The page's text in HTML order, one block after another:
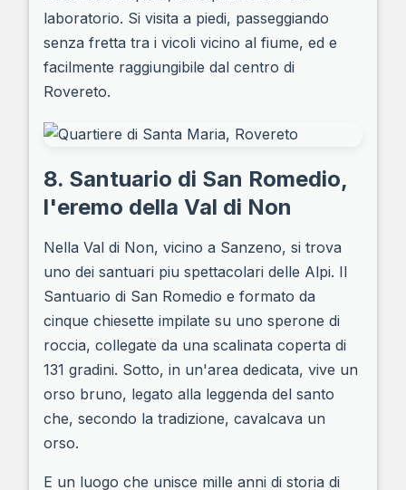
laboratorio. Si visita a piedi, passeggiando
senza fretta tra i vicoli vicino al fiume, ed e
facilmente raggiungibile dal centro di
Rovereto.
8. Santuario di San Romedio,
l'eremo della Val di Non
Nella Val di Non, vicino a Sanzeno, si trova
uno dei santuari piu spettacolari delle Alpi. Il
Santuario di San Romedio e formato da
cinque chiesette impilate su uno sperone di
roccia, collegate da una scalinata coperta di
131 gradini. Sotto, in un'area dedicata, vive un
orso bruno, legato alla leggenda del santo
che, secondo la tradizione, cavalcava un
orso.
E un luogo che unisce mille anni di storia di